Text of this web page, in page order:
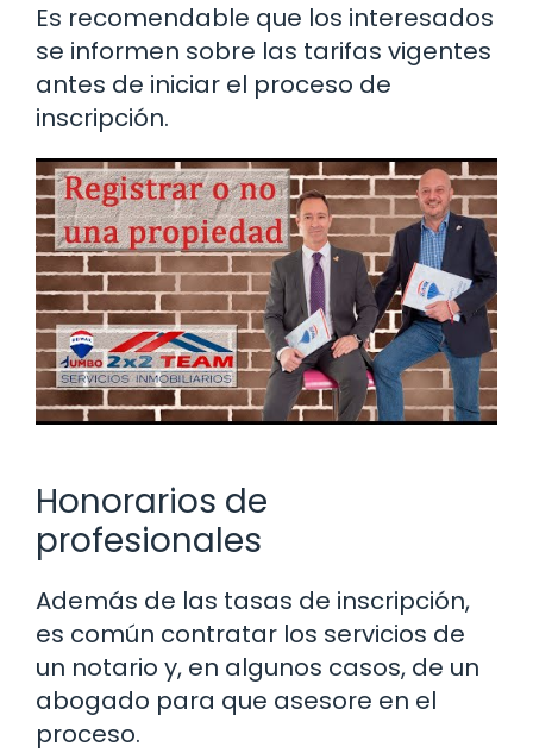
Es recomendable que los interesados
se informen sobre las tarifas vigentes
antes de iniciar el proceso de
inscripción.
Honorarios de
profesionales
Además de las tasas de inscripción,
es común contratar los servicios de
un notario y, en algunos casos, de un
abogado para que asesore en el
proceso.